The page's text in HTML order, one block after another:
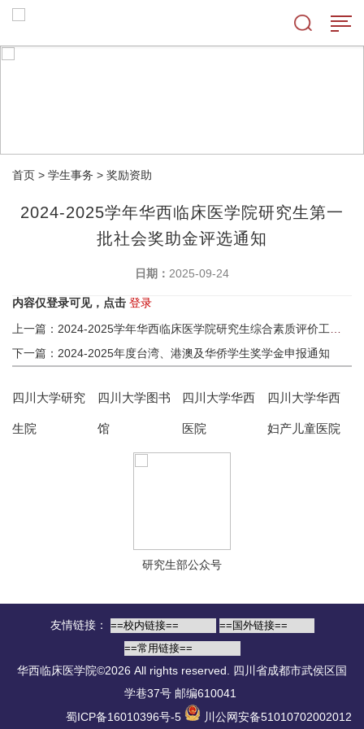
首页 > 学生事务 > 奖励资助
2024-2025学年华西临床医学院研究生第一
批社会奖助金评选通知
日期： 2025-09-24
内容仅登录可见，点击 登录
上一篇：2024-2025学年华西临床医学院研究生综合素质评价工作通知
下一篇：2024-2025年度台湾、港澳及华侨学生奖学金申报通知
四川大学研究
生院
四川大学图书
馆
四川大学华西
医院
四川大学华西
妇产儿童医院
研究生部公众号
友情链接：
华西临床医学院©2026 All rights reserved.
四川省成都市武侯区国
学巷37号 邮编610041
蜀ICP备16010396号-5
川公网安备51010702002012